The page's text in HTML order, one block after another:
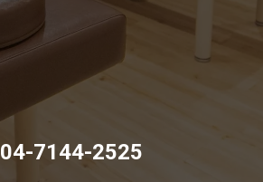
04-7144-2525